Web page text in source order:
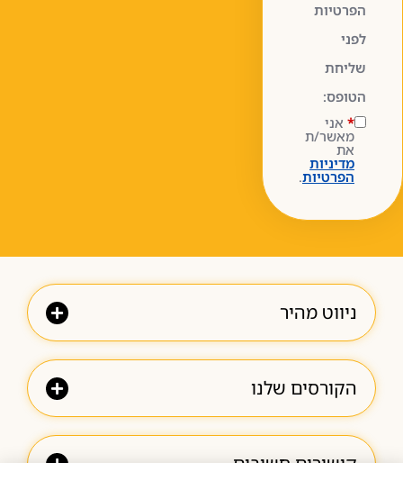
הפרטיות
לפני
שליחת
הטופס:
* אני
מאשר/ת
את
מדיניות
הפרטיות.
ניווט מהיר
הקורסים שלנו
קישורים חשובים